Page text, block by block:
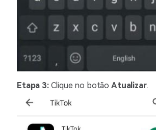
Etapa 3:Clique no botãoAtualizar.